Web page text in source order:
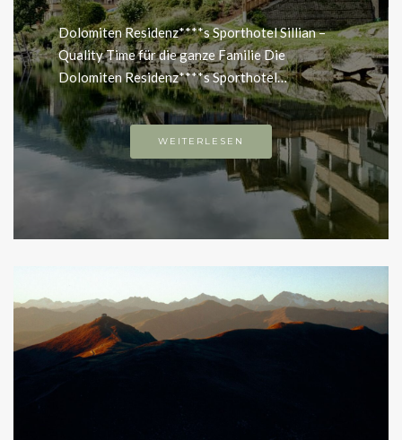
Dolomiten Residenz****s Sporthotel Sillian –
Quality Time für die ganze Familie Die Dolomiten
Residenz****s Sporthotel…
WEITERLESEN